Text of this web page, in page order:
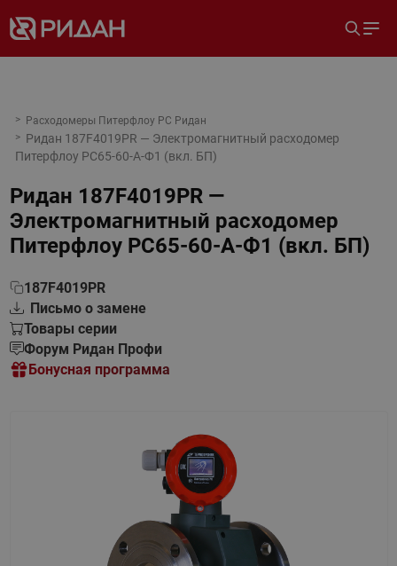
Расходомеры Питерфлоу РС Ридан
Ридан 187F4019PR — Электромагнитный расходомер
Питерфлоу РС65-60-А-Ф1 (вкл. БП)
Ридан 187F4019PR —
Электромагнитный расходомер
Питерфлоу РС65-60-А-Ф1 (вкл. БП)
187F4019PR
Письмо о замене
Товары серии
Форум Ридан Профи
Бонусная программа